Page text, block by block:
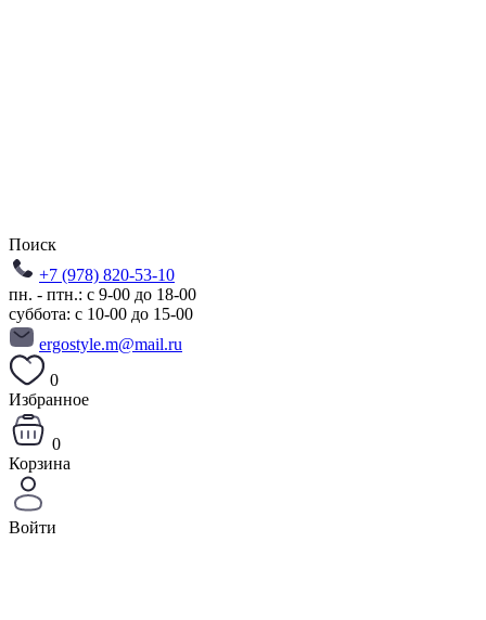
Поиск
+7 (978) 820-53-10
пн. - птн.: с 9-00 до 18-00
суббота: с 10-00 до 15-00
ergostyle.m@mail.ru
0
Избранное
0
Корзина
Войти